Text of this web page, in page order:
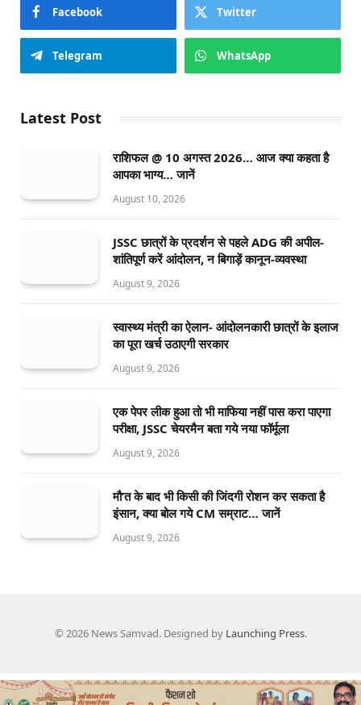
Facebook Twitter
Telegram WhatsApp
Latest Post
राशिफल @ 10 अगस्त 2026… आज क्या कहता है
आपका भाग्य… जानें
August 10, 2026
JSSC छात्रों के प्रदर्शन से पहले ADG की अपील-
शांतिपूर्ण करें आंदोलन, न बिगाड़ें कानून-व्यवस्था
August 9, 2026
स्वास्थ्य मंत्री का ऐलान- आंदोलनकारी छात्रों के इलाज
का पूरा खर्च उठाएगी सरकार
August 9, 2026
एक पेपर लीक हुआ तो भी माफिया नहीं पास करा पाएगा
परीक्षा, JSSC चेयरमैन बता गये नया फॉर्मूला
August 9, 2026
मौ’त के बाद भी किसी की जिंदगी रोशन कर सकता है
इंसान, क्या बोल गये CM सम्राट… जानें
August 9, 2026
© 2026 News Samvad. Designed by Launching Press.